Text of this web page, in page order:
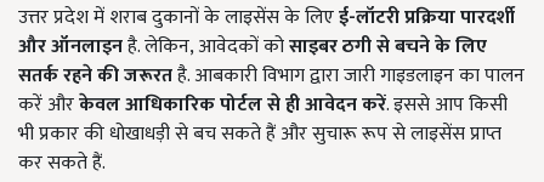
उत्तर प्रदेश में शराब दुकानों के लाइसेंस के लिएई-लॉटरी प्रक्रिया पारदर्शी
और ऑनलाइनहै. लेकिन, आवेदकों कोसाइबर ठगी से बचने के लिए
सतर्क रहने की जरूरतहै. आबकारी विभाग द्वारा जारी गाइडलाइन का पालन
करें औरकेवल आधिकारिक पोर्टल से ही आवेदन करें. इससे आप किसी
भी प्रकार की धोखाधड़ी से बच सकते हैं और सुचारू रूप से लाइसेंस प्राप्त
कर सकते हैं.